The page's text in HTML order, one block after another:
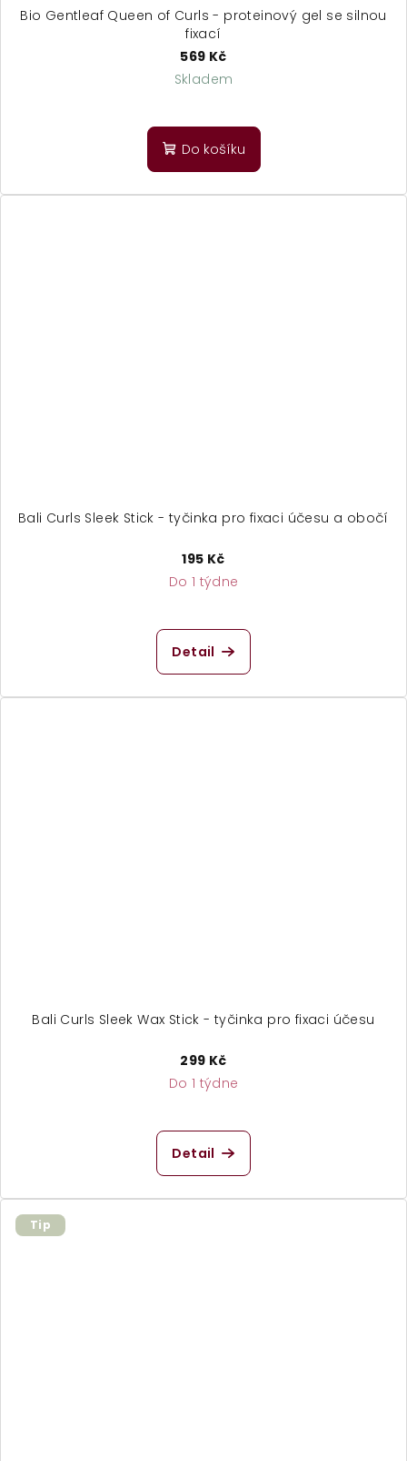
Bio Gentleaf Queen of Curls - proteinový gel se silnou
fixací
569 Kč
Skladem
hodnocení
produktu
z
Do košíku
Bali Curls Sleek Stick - tyčinka pro fixaci účesu a obočí
195 Kč
Do 1 týdne
Detail
Bali Curls Sleek Wax Stick - tyčinka pro fixaci účesu
299 Kč
Do 1 týdne
Detail
Tip